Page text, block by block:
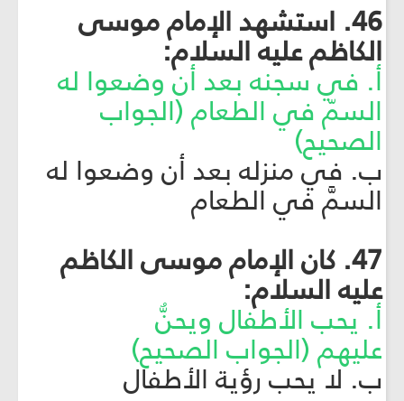
46. استشهد الإمام موسى
الكاظم عليه السلام:
أ. في سجنه بعد أن وضعوا له
السمّ في الطعام (الجواب
الصحيح)
ب. في منزله بعد أن وضعوا له
السمَّ في الطعام
47. كان الإمام موسى الكاظم
عليه السلام:
أ. يحب الأطفال ويحنُّ
عليهم (الجواب الصحيح)
ب. لا يحب رؤية الأطفال